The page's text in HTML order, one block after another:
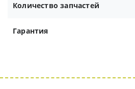
Количество запчастей
Гарантия